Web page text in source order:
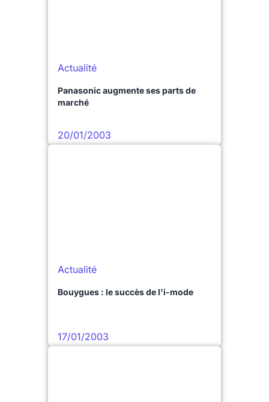
Actualité
Panasonic augmente ses parts de
marché
20/01/2003
Actualité
Bouygues : le succès de l'i-mode
17/01/2003